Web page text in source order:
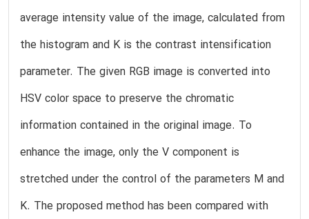
average intensity value of the image, calculated from
the histogram and K is the contrast intensification
parameter. The given RGB image is converted into
HSV color space to preserve the chromatic
information contained in the original image. To
enhance the image, only the V component is
stretched under the control of the parameters M and
K. The proposed method has been compared with